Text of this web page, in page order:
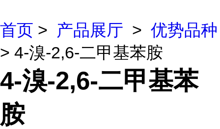
首页 > 产品展厅 > 优势品种
> 4-溴-2,6-二甲基苯胺
4-溴-2,6-二甲基苯
胺